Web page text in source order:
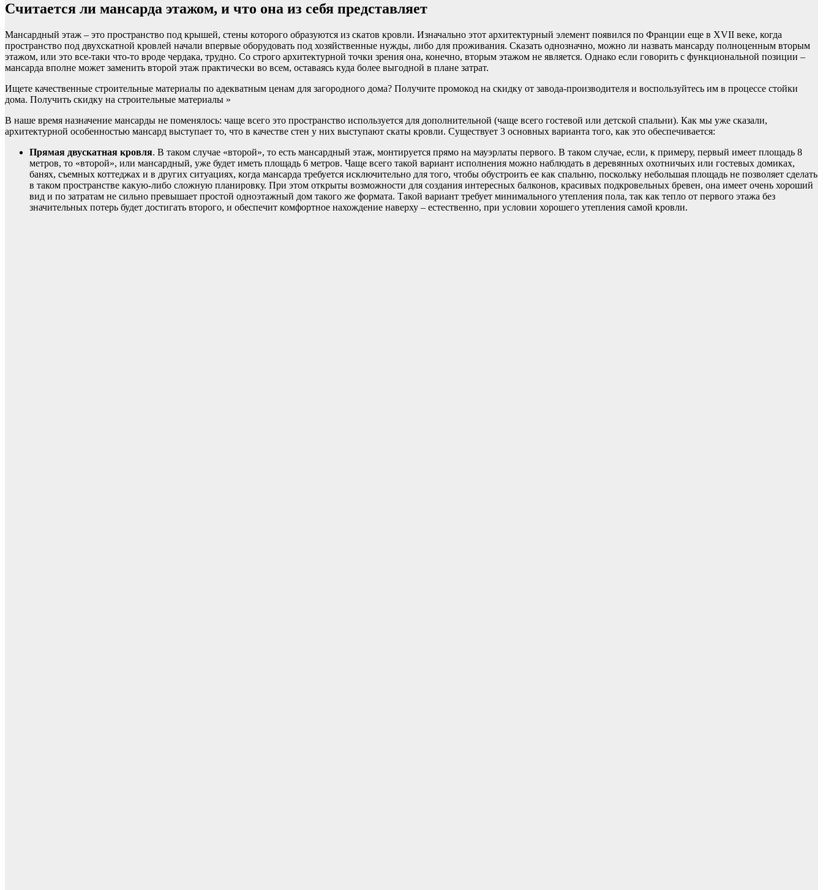
Считается ли мансарда этажом, и что она из себя представляет
Мансардный этаж – это пространство под крышей, стены которого образуются из скатов кровли. Изначально этот архитектурный элемент появился по Франции еще в XVII веке, когда
пространство под двухскатной кровлей начали впервые оборудовать под хозяйственные нужды, либо для проживания. Сказать однозначно, можно ли назвать мансарду полноценным вторым
этажом, или это все-таки что-то вроде чердака, трудно. Со строго архитектурной точки зрения она, конечно, вторым этажом не является. Однако если говорить с функциональной позиции –
мансарда вполне может заменить второй этаж практически во всем, оставаясь куда более выгодной в плане затрат.
Ищете качественные строительные материалы по адекватным ценам для загородного дома? Получите промокод на скидку от завода-производителя и воспользуйтесь им в процессе стойки
дома. Получить скидку на строительные материалы »
В наше время назначение мансарды не поменялось: чаще всего это пространство используется для дополнительной (чаще всего гостевой или детской спальни). Как мы уже сказали,
архитектурной особенностью мансард выступает то, что в качестве стен у них выступают скаты кровли. Существует 3 основных варианта того, как это обеспечивается:
Прямая двускатная кровля. В таком случае «второй», то есть мансардный этаж, монтируется прямо на мауэрлаты первого. В таком случае, если, к примеру, первый имеет площадь 8
метров, то «второй», или мансардный, уже будет иметь площадь 6 метров. Чаще всего такой вариант исполнения можно наблюдать в деревянных охотничьих или гостевых домиках,
банях, съемных коттеджах и в других ситуациях, когда мансарда требуется исключительно для того, чтобы обустроить ее как спальню, поскольку небольшая площадь не позволяет сделать
в таком пространстве какую-либо сложную планировку. При этом открыты возможности для создания интересных балконов, красивых подкровельных бревен, она имеет очень хороший
вид и по затратам не сильно превышает простой одноэтажный дом такого же формата. Такой вариант требует минимального утепления пола, так как тепло от первого этажа без
значительных потерь будет достигать второго, и обеспечит комфортное нахождение наверху – естественно, при условии хорошего утепления самой кровли.